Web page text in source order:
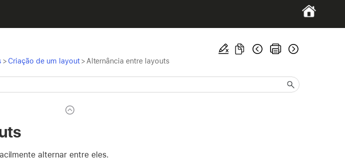
> Criação de um layout> Alternância entre layouts
alternar entre eles.